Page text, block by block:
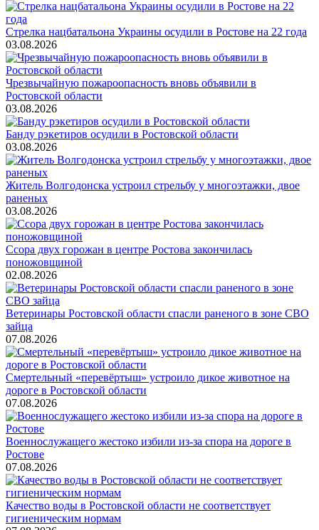
Стрелка нацбатальона Украины осудили в Ростове на 22 года
03.08.2026
Чрезвычайную пожароопасность вновь объявили в
Ростовской области
03.08.2026
Банду рэкетиров осудили в Ростовской области
03.08.2026
Житель Волгодонска устроил стрельбу у многоэтажки, двое
раненых
03.08.2026
Ссора двух горожан в центре Ростова закончилась
поножовщиной
02.08.2026
Ветеринары Ростовской области спасли раненого в зоне СВО
зайца
07.08.2026
Смертельный «перевёртыш» устроило дикое животное на
дороге в Ростовской области
07.08.2026
Военнослужащего жестоко избили из-за спора на дороге в
Ростове
07.08.2026
Качество воды в Ростовской области не соответствует
гигиеническим нормам